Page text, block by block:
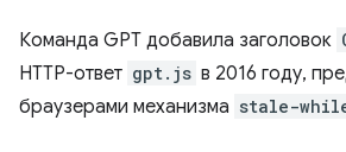
Команда GPT добавила заголовок
HTTP-ответ gpt.js в 2016 году,
браузерами механизма stale-